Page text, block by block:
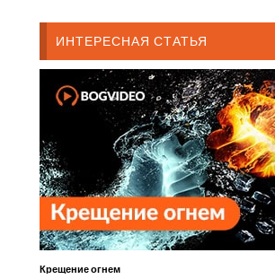
ИНТЕРЕСНАЯ СТАТЬЯ
Крещение огнем